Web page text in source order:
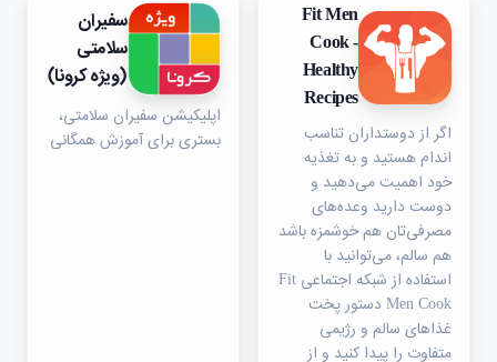
Fit Men
Cook -
Healthy
Recipes
اگر از دوستداران تناسب
اندام هستید و به تغذیه
خود اهمیت می‌دهید و
دوست دارید وعده‌های
مصرفی‌تان هم خوشمزه باشد
هم سالم، می‌توانید با
استفاده از شبکه اجتماعی Fit
Men Cook دستور پخت
غذاهای سالم و رژیمی
متفاوت را پیدا کنید و از
سفیران
سلامتی
(ویژه کرونا)
اپلیکیشن سفیران سلامتی،
بستری برای آموزش همگانی